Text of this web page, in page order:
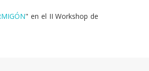
" en el II Workshop de